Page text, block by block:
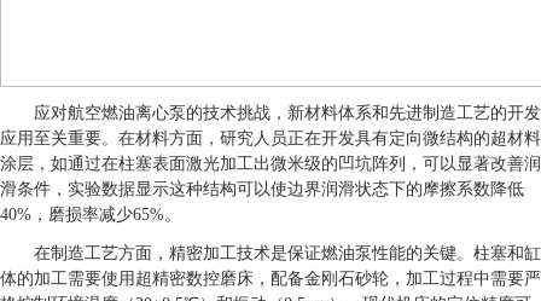
应对航空燃油离心泵的技术挑战，新材料体系和先进制造工艺的开发
应用至关重要。在材料方面，研究人员正在开发具有定向微结构的超材料
涂层，如通过在柱塞表面激光加工出微米级的凹坑阵列，可以显著改善润
滑条件，实验数据显示这种结构可以使边界润滑状态下的摩擦系数降低
40%，磨损率减少65%。
在制造工艺方面，精密加工技术是保证燃油泵性能的关键。柱塞和缸
体的加工需要使用超精密数控磨床，配备金刚石砂轮，加工过程中需要严